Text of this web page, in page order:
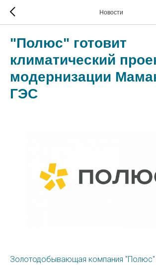
Новости
"Полюс" готовит
климатический
модернизации
ГЭС
Золотодобывающая компания "Полюс"